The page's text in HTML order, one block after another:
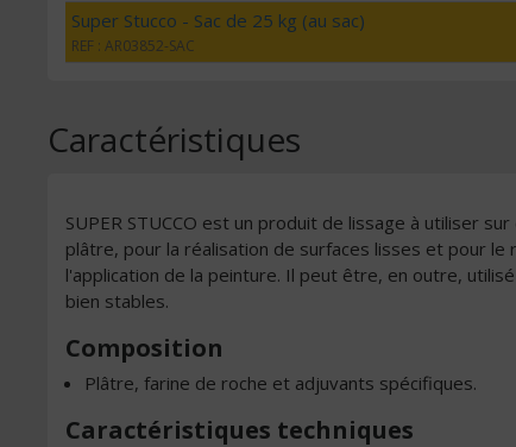
Super Stucco - Sac de 25 kg (au sac)
REF : AR03852-SAC
Caractéristiques
SUPER STUCCO est un produit de lissage à utiliser
plâtre, pour la réalisation de surfaces lisses et pour
l'application de la peinture. Il peut être, en outre,
bien stables.
Composition
Plâtre, farine de roche et adjuvants spécifiques.
Caractéristiques techniques